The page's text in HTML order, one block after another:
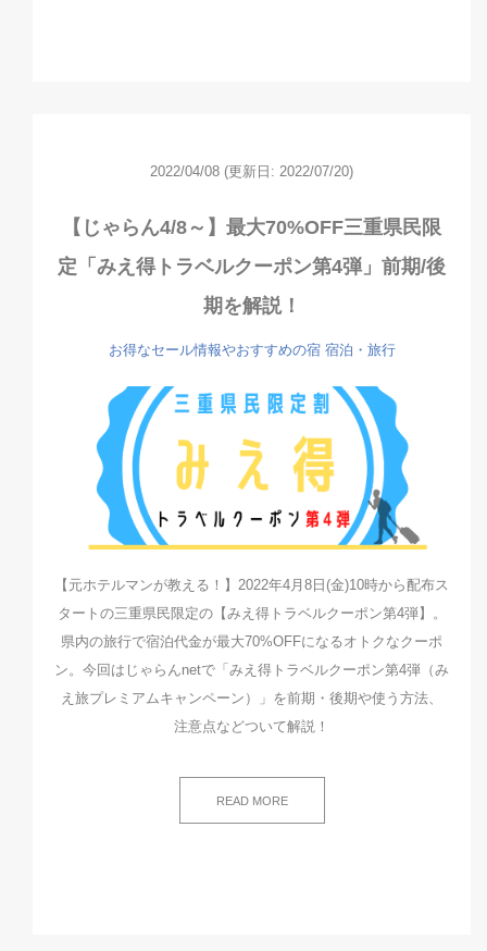
2022/04/08 (更新日: 2022/07/20)
【じゃらん4/8～】最大70%OFF三重県民限
定「みえ得トラベルクーポン第4弾」前期/後
期を解説！
お得なセール情報やおすすめの宿 宿泊・旅行
【元ホテルマンが教える！】2022年4月8日(金)10時から配布ス
タートの三重県民限定の【みえ得トラベルクーポン第4弾】。
県内の旅行で宿泊代金が最大70%OFFになるオトクなクーポ
ン。今回はじゃらんnetで「みえ得トラベルクーポン第4弾（み
え旅プレミアムキャンペーン）」を前期・後期や使う方法、
注意点などついて解説！
READ MORE